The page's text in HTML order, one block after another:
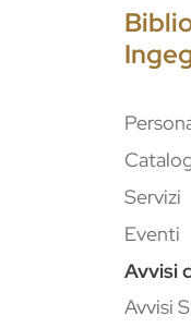
Servizi
Eventi
Avvisi
Avvisi